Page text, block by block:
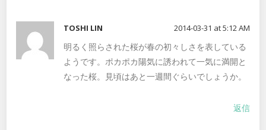
TOSHI LIN 2014-03-31 at 5:12 AM
明るく照らされた桜が春の初々しさを表している
ようです。ポカポカ陽気に誘われて一気に満開と
なった桜。見頃はあと一週間ぐらいでしょうか。
返信